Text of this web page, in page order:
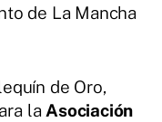
de La Mancha
de Oro,
la Asociación